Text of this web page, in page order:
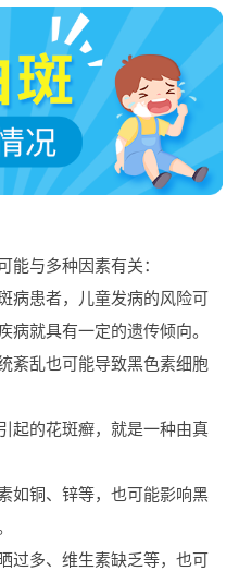
与多种因素有关：
患者，儿童发病的风险可
病就具有一定的遗传倾向。
乱也可能导致黑色素细胞
的花斑癣，就是一种由真
铜、锌等，也可能影响黑
多、维生素缺乏等，也可